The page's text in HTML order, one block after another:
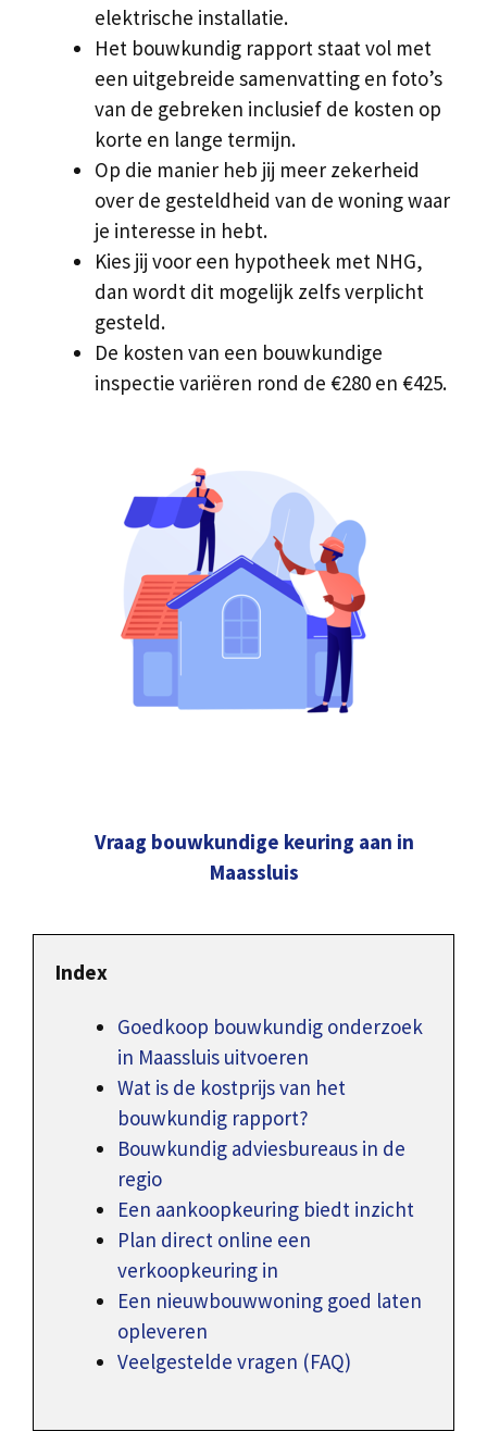
elektrische installatie.
Het bouwkundig rapport staat vol met
een uitgebreide samenvatting en foto’s
van de gebreken inclusief de kosten op
korte en lange termijn.
Op die manier heb jij meer zekerheid
over de gesteldheid van de woning waar
je interesse in hebt.
Kies jij voor een hypotheek met NHG,
dan wordt dit mogelijk zelfs verplicht
gesteld.
De kosten van een bouwkundige
inspectie variëren rond de €280 en €425.
Vraag bouwkundige keuring aan in
Maassluis
Index
Goedkoop bouwkundig onderzoek
in Maassluis uitvoeren
Wat is de kostprijs van het
bouwkundig rapport?
Bouwkundig adviesbureaus in de
regio
Een aankoopkeuring biedt inzicht
Plan direct online een
verkoopkeuring in
Een nieuwbouwwoning goed laten
opleveren
Veelgestelde vragen (FAQ)